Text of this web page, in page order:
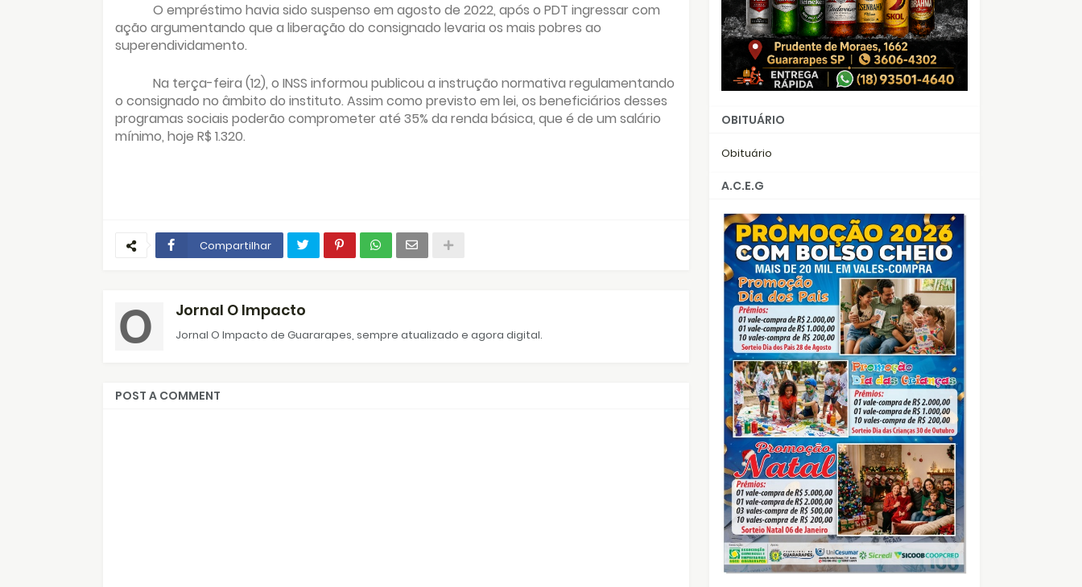
O empréstimo havia sido suspenso em agosto de 2022, após o PDT ingressar com
ação argumentando que a liberação do consignado levaria os mais pobres ao
superendividamento.
Na terça-feira (12), o INSS informou publicou a instrução normativa regulamentando
o consignado no âmbito do instituto. Assim como previsto em lei, os beneficiários desses
programas sociais poderão comprometer até 35% da renda básica, que é de um salário
mínimo, hoje R$ 1.320.
Compartilhar
Jornal O Impacto
Jornal O Impacto de Guararapes, sempre atualizado e agora digital.
POST A COMMENT
OBITUÁRIO
Obituário
A.C.E.G